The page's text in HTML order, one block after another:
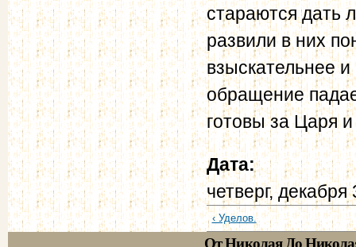
стараются дать
развили в них
взыскательнее
обращение
готовы за Царя
Дата:
четверг,
‹ Уделов.
От Николая До